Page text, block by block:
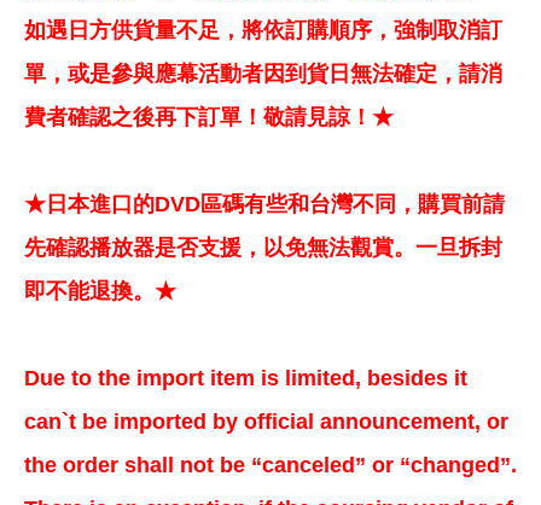
如遇日方供貨量不足，將依訂購順序，強制取消訂
單，或是參與應幕活動者因到貨日無法確定，請消
費者確認之後再下訂單！敬請見諒！★
★日本進口的DVD區碼有些和台灣不同，購買前請
先確認播放器是否支援，以免無法觀賞。一旦拆封
即不能退換。★
Due to the import item is limited, besides it
can`t be imported by official announcement, or
the order shall not be “canceled” or “changed”.